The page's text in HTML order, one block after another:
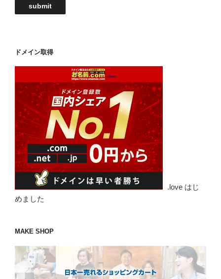
submit
ドメイン取得
.love はじ
めました
MAKE SHOP